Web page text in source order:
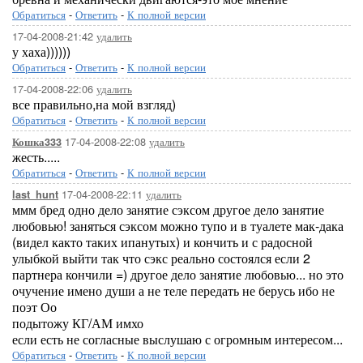
Обратиться - Ответить - К полной версии
17-04-2008-21:42 удалить
у хаха))))))
Обратиться - Ответить - К полной версии
17-04-2008-22:06 удалить
все правильно,на мой взгляд)
Обратиться - Ответить - К полной версии
Кошка333 17-04-2008-22:08 удалить
жесть.....
Обратиться - Ответить - К полной версии
last_hunt 17-04-2008-22:11 удалить
ммм бред одно дело занятие сэксом другое дело занятие
любовью! заняться сэксом можно тупо и в туалете мак-дака
(видел както таких ипанутых) и кончить и с радосной
улыбкой выйти так что сэкс реально состоялся если 2
партнера кончили =) другое дело занятие любовью... но это
очучение имено души а не теле передать не берусь ибо не
поэт Оо
подытожу КГ/АМ имхо
если есть не согласные выслушаю с огромным интересом...
Обратиться - Ответить - К полной версии